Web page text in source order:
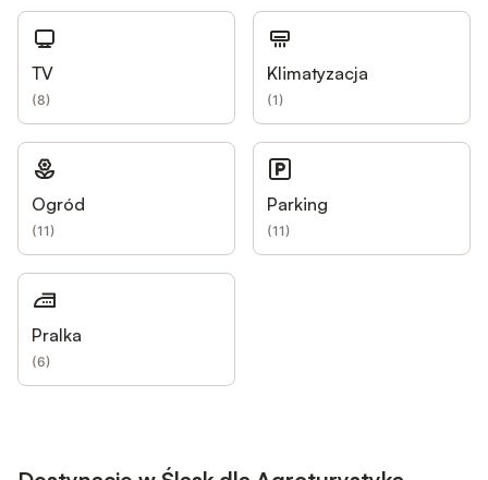
TV
(8)
Klimatyzacja
(1)
Ogród
(11)
Parking
(11)
Pralka
(6)